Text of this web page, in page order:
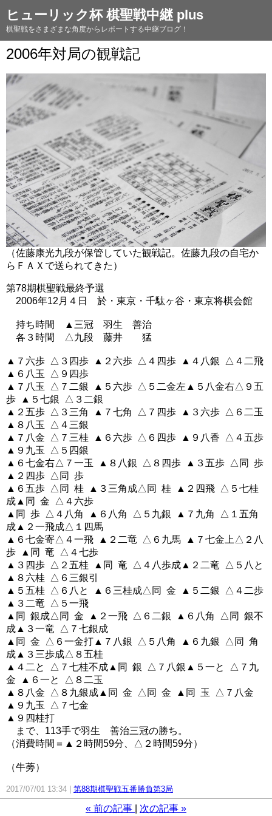
ヒューリック杯 棋聖戦中継 plus
棋聖戦をさまざまな角度からレポートする中継ブログ！
2006年対局の観戦記
（佐藤康光九段が保管していた観戦記。佐藤九段の自宅か
らＦＡＸで送られてきた）
第78期棋聖戦最終予選
2006年12月４日 於・東京・千駄ヶ谷・東京将棋会館
持ち時間 ▲三冠 羽生 善治
各３時間 △九段 藤井 猛
▲７六歩 △３四歩 ▲２六歩 △４四歩 ▲４八銀 △４二飛
▲６八玉 △９四歩
▲７八玉 △７二銀 ▲５六歩 △５二金左▲５八金右△９五
歩 ▲５七銀 △３二銀
▲２五歩 △３三角 ▲７七角 △７四歩 ▲３六歩 △６二玉
▲８八玉 △４三銀
▲７八金 △７三桂 ▲６六歩 △６四歩 ▲９八香 △４五歩
▲９九玉 △５四銀
▲６七金右△７一玉 ▲８八銀 △８四歩 ▲３五歩 △同 歩
▲２四歩 △同 歩
▲６五歩 △同 桂 ▲３三角成△同 桂 ▲２四飛 △５七桂
成▲同 金 △４六歩
▲同 歩 △４八角 ▲６八角 △５九銀 ▲７九角 △１五角
成▲２一飛成△１四馬
▲６七金寄△４一飛 ▲２二竜 △６九馬 ▲７七金上△２八
歩 ▲同 竜 △４七歩
▲３四歩 △２五桂 ▲同 竜 △４八歩成▲２二竜 △５八と
▲８六桂 △６三銀引
▲５五桂 △６八と ▲６三桂成△同 金 ▲５二銀 △４二歩
▲３二竜 △５一飛
▲同 銀成△同 金 ▲２一飛 △６二銀 ▲６八角 △同 銀不
成▲３一竜 △７七銀成
▲同 金 △６一金打▲７八銀 △５八角 ▲６九銀 △同 角
成▲３三歩成△８五桂
▲４二と △７七桂不成▲同 銀 △７八銀▲５一と △７九
金 ▲６一と △８二玉
▲８八金 △８九銀成▲同 金 △同 金 ▲同 玉 △７八金
▲９九玉 △７七金
▲９四桂打
まで、113手で羽生 善治三冠の勝ち。
（消費時間＝▲２時間59分、△２時間59分）
（牛蒡）
2017/07/01 13:34 第88期棋聖戦五番勝負第3局
« 前の記事 次の記事 »